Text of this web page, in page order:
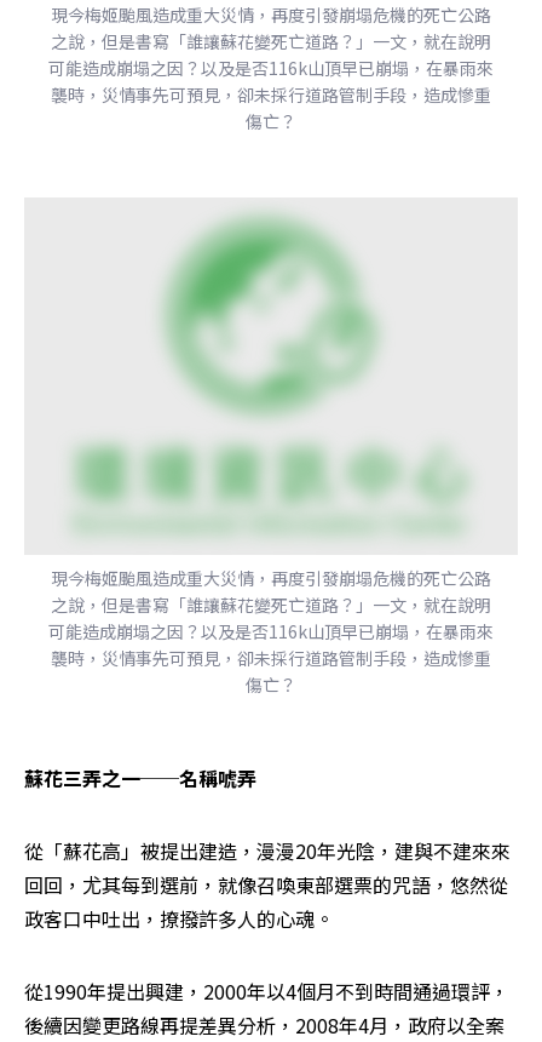
現今梅姬颱風造成重大災情，再度引發崩塌危機的死亡公路
之說，但是書寫「誰讓蘇花變死亡道路？」一文，就在說明
可能造成崩塌之因？以及是否116k山頂早已崩塌，在暴雨來
襲時，災情事先可預見，卻未採行道路管制手段，造成慘重
傷亡？
現今梅姬颱風造成重大災情，再度引發崩塌危機的死亡公路
之說，但是書寫「誰讓蘇花變死亡道路？」一文，就在說明
可能造成崩塌之因？以及是否116k山頂早已崩塌，在暴雨來
襲時，災情事先可預見，卻未採行道路管制手段，造成慘重
傷亡？
蘇花三弄之一──名稱唬弄
從「蘇花高」被提出建造，漫漫20年光陰，建與不建來來
回回，尤其每到選前，就像召喚東部選票的咒語，悠然從
政客口中吐出，撩撥許多人的心魂。
從1990年提出興建，2000年以4個月不到時間通過環評，
後續因變更路線再提差異分析，2008年4月，政府以全案